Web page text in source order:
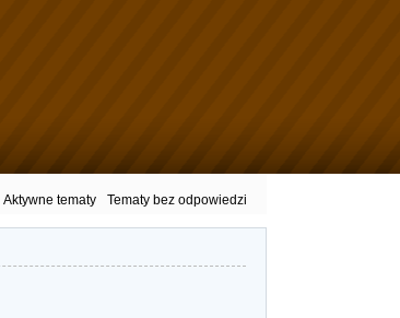
Aktywne tematy Tematy bez odpowiedzi